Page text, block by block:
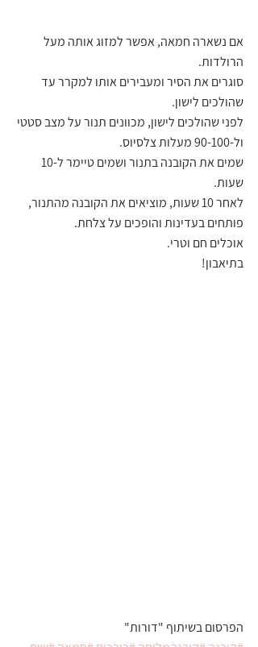
אם נשארה חמאה, אפשר למזוג אותה מעל
הרולדות.
סוגרים את הסיר ומעבירים אותו למקרר עד
שהולכים לישון.
לפני שהולכים לישון, מכוונים תנור על מצב סטטי
ול-90-100 מעלות צלסיוס.
שעות.
לאחר 10 שעות, מוציאים את הקובנה מהתנור,
פותחים בעדינות והופכים על צלחת.
אוכלים חם וטרי.
בתיאבון!
הפרסום בשיתוף "דורות"